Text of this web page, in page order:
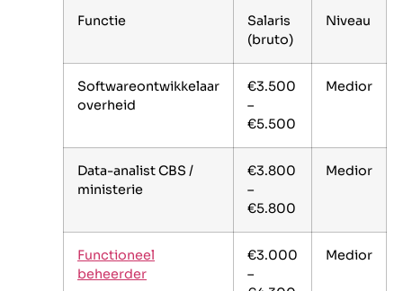
Functie
Salaris
(bruto)
Niveau
Softwareontwikkelaar
overheid
€3.500
–
€5.500
Medior
Data-analist CBS /
ministerie
€3.800
–
€5.800
Medior
Functioneel
beheerder
€3.000
–
Medior